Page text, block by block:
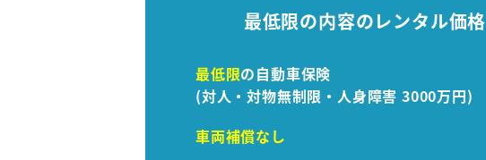
最低限の内容のレンタル価格
最低限の自動車保険
(対人・対物無制限・人身障害 3000万円)
車両補償なし